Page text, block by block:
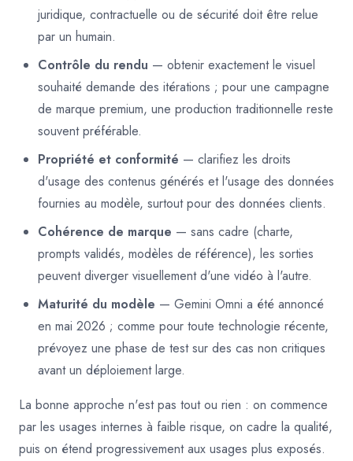
juridique, contractuelle ou de sécurité doit être relue
par un humain.
Contrôle du rendu — obtenir exactement le visuel
souhaité demande des itérations ; pour une campagne
de marque premium, une production traditionnelle reste
souvent préférable.
Propriété et conformité — clarifiez les droits
d'usage des contenus générés et l'usage des données
fournies au modèle, surtout pour des données clients.
Cohérence de marque — sans cadre (charte,
prompts validés, modèles de référence), les sorties
peuvent diverger visuellement d'une vidéo à l'autre.
Maturité du modèle — Gemini Omni a été annoncé
en mai 2026 ; comme pour toute technologie récente,
prévoyez une phase de test sur des cas non critiques
avant un déploiement large.
La bonne approche n'est pas tout ou rien : on commence
par les usages internes à faible risque, on cadre la qualité,
puis on étend progressivement aux usages plus exposés.